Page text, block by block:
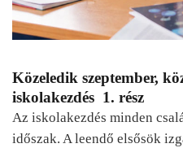
Közeledik szeptember,
iskolakezdés 1. rész
Az iskolakezdés minden
időszak. A leendő elsősök